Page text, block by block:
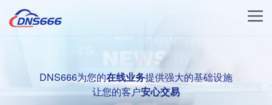
DNS666为您的在线业务提供强大的基础设施
让您的客户安心交易